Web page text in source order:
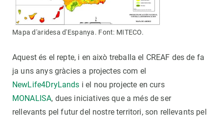
Mapa d'aridesa d'Espanya. Font: MITECO.
Aquest és el repte, i en això treballa el CREAF des de fa
ja uns anys gràcies a projectes com el
NewLife4DryLands i el nou projecte en curs
MONALISA, dues iniciatives que a més de ser
rellevants pel futur del nostre territori, son rellevants pel